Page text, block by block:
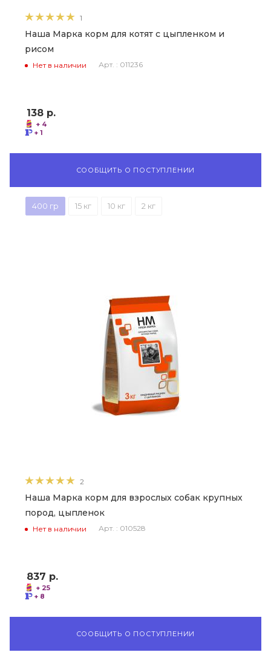
1
Наша Марка корм для котят с цыпленком и
рисом
Нет в наличии Арт. : 011236
138 р.
+ 4
+ 1
СООБЩИТЬ О ПОСТУПЛЕНИИ
400 гр 15 кг 10 кг 2 кг
2
Наша Марка корм для взрослых собак крупных
пород, цыпленок
Нет в наличии Арт. : 010528
837 р.
+ 25
+ 8
СООБЩИТЬ О ПОСТУПЛЕНИИ